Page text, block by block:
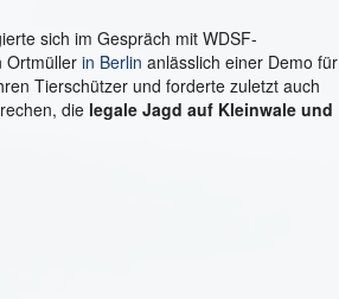
sich im Gespräch mit WDSF-
Ortmüllerin Berlin anlässlich einer Demo für
Tierschützer und forderte zuletzt auch
die legale Jagd auf Kleinwale und